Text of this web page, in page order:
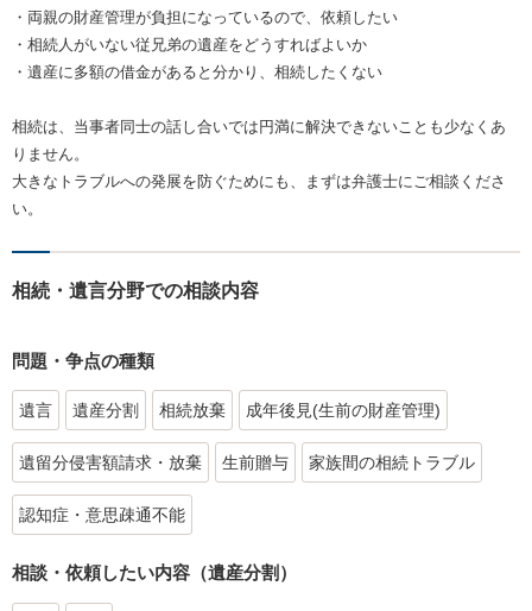
・両親の財産管理が負担になっているので、依頼したい
・相続人がいない従兄弟の遺産をどうすればよいか
・遺産に多額の借金があると分かり、相続したくない
相続は、当事者同士の話し合いでは円満に解決できないことも少なくあ
りません。
大きなトラブルへの発展を防ぐためにも、まずは弁護士にご相談くださ
い。
相続・遺言分野での相談内容
問題・争点の種類
遺言 遺産分割 相続放棄 成年後見(生前の財産管理)
遺留分侵害額請求・放棄 生前贈与 家族間の相続トラブル
認知症・意思疎通不能
相談・依頼したい内容（遺産分割）